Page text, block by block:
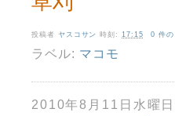
投稿者 ヤスコサン 時刻: 17:15 0 件の
ラベル: マコモ
2010年8月11日水曜日